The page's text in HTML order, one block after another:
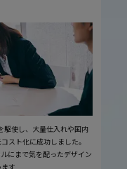
使し、大量仕入れや国内
スト化に成功しました。
にまで気を配ったデザイン
す